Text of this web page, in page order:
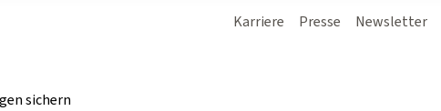
sichern
Karriere Presse Newsletter